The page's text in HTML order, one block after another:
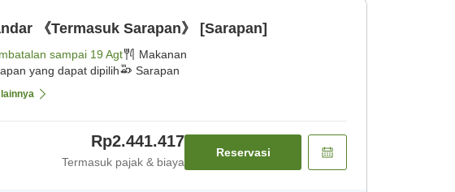
《Termasuk Sarapan》 [Sarapan]
sampai 19 Agt
Makanan
yang dapat dipilih
Sarapan
Rp2.441.417
Termasuk pajak & biaya
Reservasi